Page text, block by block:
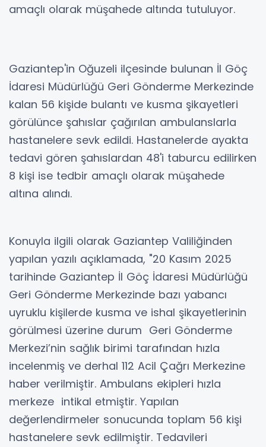
amaçlı olarak müşahede altında tutuluyor.
Gaziantep'in Oğuzeli ilçesinde bulunan İl Göç
İdaresi Müdürlüğü Geri Gönderme Merkezinde
kalan 56 kişide bulantı ve kusma şikayetleri
görülünce şahıslar çağırılan ambulanslarla
hastanelere sevk edildi. Hastanelerde ayakta
tedavi gören şahıslardan 48'i taburcu edilirken
8 kişi ise tedbir amaçlı olarak müşahede
altına alındı.
Konuyla ilgili olarak Gaziantep Valiliğinden
yapılan yazılı açıklamada, "20 Kasım 2025
tarihinde Gaziantep İl Göç İdaresi Müdürlüğü
Geri Gönderme Merkezinde bazı yabancı
uyruklu kişilerde kusma ve ishal şikayetlerinin
görülmesi üzerine durum Geri Gönderme
Merkezi’nin sağlık birimi tarafından hızla
incelenmiş ve derhal 112 Acil Çağrı Merkezine
haber verilmiştir. Ambulans ekipleri hızla
merkeze intikal etmiştir. Yapılan
değerlendirmeler sonucunda toplam 56 kişi
hastanelere sevk edilmiştir. Tedavileri